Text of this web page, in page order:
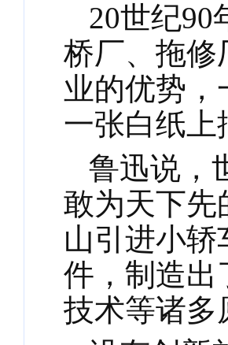
20世纪90
桥厂、拖修
业的优势
一张白纸上
鲁迅说，
敢为天下先
山引进小
件，制造出
技术等诸多